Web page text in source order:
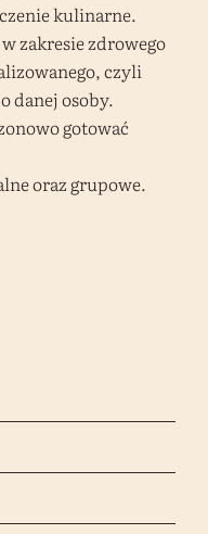
kulinarne.
zakresie zdrowego
czyli
danej osoby.
gotować
oraz grupowe.